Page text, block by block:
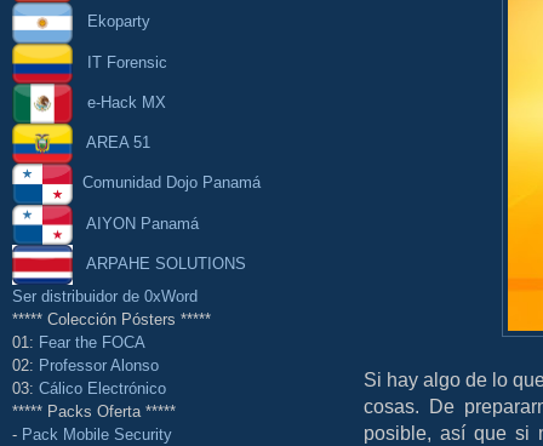
Ekoparty
IT Forensic
e-Hack MX
AREA 51
Comunidad Dojo Panamá
AIYON Panamá
ARPAHE SOLUTIONS
Ser distribuidor de 0xWord
***** Colección Pósters *****
01: Fear the FOCA
02: Professor Alonso
03: Cálico Electrónico
***** Packs Oferta *****
- Pack Mobile Security
Si hay algo de lo
cosas. De
posible, así que si